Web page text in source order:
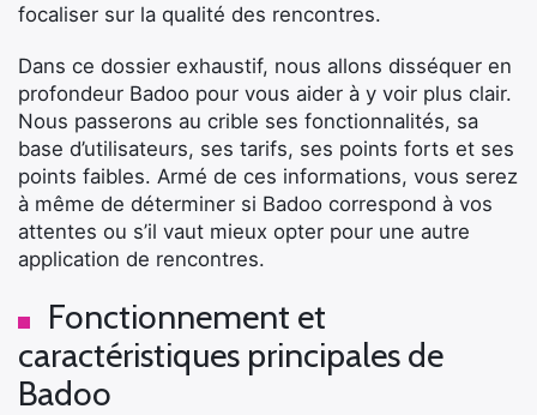
focaliser sur la qualité des rencontres.
Dans ce dossier exhaustif, nous allons disséquer en
profondeur Badoo pour vous aider à y voir plus clair.
Nous passerons au crible ses fonctionnalités, sa
base d’utilisateurs, ses tarifs, ses points forts et ses
points faibles. Armé de ces informations, vous serez
à même de déterminer si Badoo correspond à vos
attentes ou s’il vaut mieux opter pour une autre
application de rencontres.
Fonctionnement et
caractéristiques principales de
Badoo